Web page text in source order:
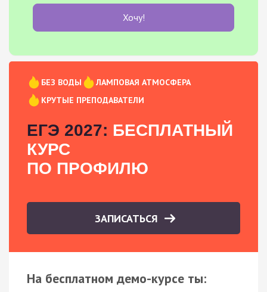
Хочу!
БЕЗ ВОДЫ
ЛАМПОВАЯ АТМОСФЕРА
КРУТЫЕ ПРЕПОДАВАТЕЛИ
ЕГЭ 2027: БЕСПЛАТНЫЙ
КУРС
ПО ПРОФИЛЮ
ЗАПИСАТЬСЯ
На бесплатном демо-курсе ты: